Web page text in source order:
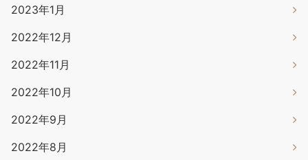
2023年1月
2022年12月
2022年11月
2022年10月
2022年9月
2022年8月